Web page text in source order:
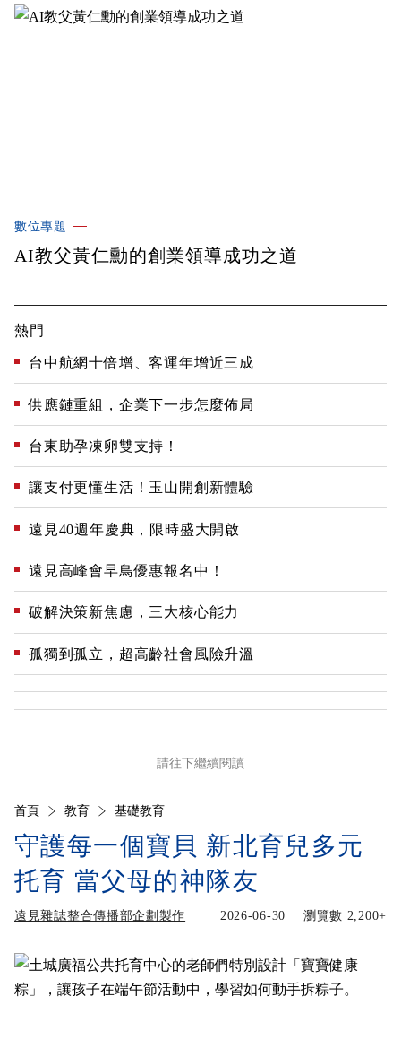
數位專題
AI教父黃仁勳的創業領導成功之道
熱門
台中航網十倍增、客運年增近三成
供應鏈重組，企業下一步怎麼佈局
台東助孕凍卵雙支持！
讓支付更懂生活！玉山開創新體驗
遠見40週年慶典，限時盛大開啟
遠見高峰會早鳥優惠報名中！
破解決策新焦慮，三大核心能力
孤獨到孤立，超高齡社會風險升溫
請往下繼續閱讀
首頁 教育 基礎教育
守護每一個寶貝 新北育兒多元
托育 當父母的神隊友
遠見雜誌整合傳播部企劃製作 2026-06-30 瀏覽數 2,200+